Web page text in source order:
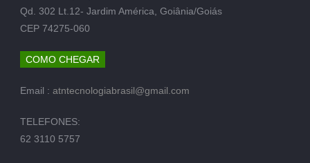
Qd. 302 Lt.12- Jardim América, Goiânia/Goiás
CEP 74275-060
COMO CHEGAR
Email : atntecnologiabrasil@gmail.com
TELEFONES:
62 3110 5757